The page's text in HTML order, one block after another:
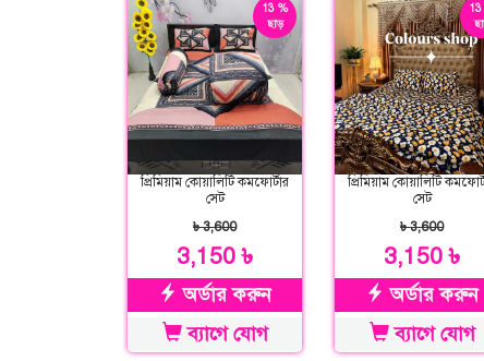
13 %
ছাড়
প্রিমিয়াম কোয়ালিটি কমফোর্টার
সেট
৳ 3,600
3,150 ৳
অর্ডার করুন
ব্যাগে যোগ
প্রিমিয়াম কোয়ালিটি
সেট
৳ 3,600
3,150 ৳
অর্ডার করুন
ব্যাগে যোগ